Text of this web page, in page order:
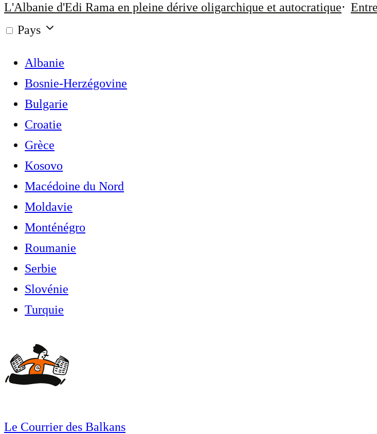
L'Albanie d'Edi Rama en pleine dérive oligarchique et autocratique
Pays
Albanie
Bosnie-Herzégovine
Bulgarie
Croatie
Grèce
Kosovo
Macédoine du Nord
Moldavie
Monténégro
Roumanie
Serbie
Slovénie
Turquie
Le Courrier des Balkans